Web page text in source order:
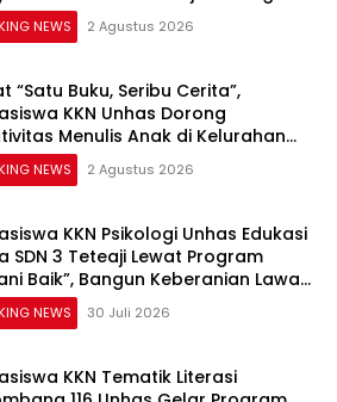
yang Cerdas dan Adaptif
NEWS 2 Agustus 2026
“Satu Buku, Seribu Cerita”,
KKN Unhas Dorong
Menulis Anak di Kelurahan
NEWS 2 Agustus 2026
KKN Psikologi Unhas Edukasi
SDN 3 Teteaji Lewat Program
Baik”, Bangun Keberanian Lawan
NEWS 30 Juli 2026
KKN Tematik Literasi